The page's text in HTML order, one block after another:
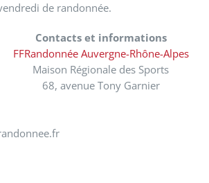
de randonnée.
Contacts et informations
FFRandonnée Auvergne-Rhône-Alpes
Maison Régionale des Sports
68, avenue Tony Garnier